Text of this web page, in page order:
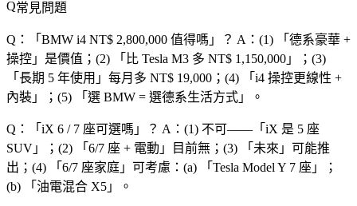
常見問題
Q：「 BMW i4 NT$ 2,800,000 值得嗎 」？ A：(1) 「 德系豪華 +
操控 」是價值；(2) 「 比 Tesla M3 多 NT$ 1,150,000 」；(3)
「 長期 5 年使用 」每月多 NT$ 19,000；(4) 「 i4 操控更線性 +
內裝 」；(5) 「 選 BMW = 選德系生活方式 」。
Q：「 iX 6 / 7 座可選嗎 」？ A：(1) 不可——「 iX 是 5 座
SUV 」；(2) 「 6/7 座 + 電動 」目前無；(3) 「 未來 」可能推
出；(4) 「 6/7 座家庭 」可考慮：(a) 「 Tesla Model Y 7 座 」；
(b) 「 油電混合 X5 」。